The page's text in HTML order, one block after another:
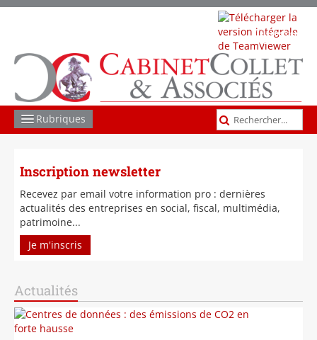
Télécharger
TeamViewer
Rubriques
JURIDIQUE
FISCAL
ACTUS ET INFOS
NOS CABINETS
Inscription newsletter
Recevez par email votre information pro : dernières
actualités des entreprises en social, fiscal, multimédia,
patrimoine...
Je m'inscris
Actualités